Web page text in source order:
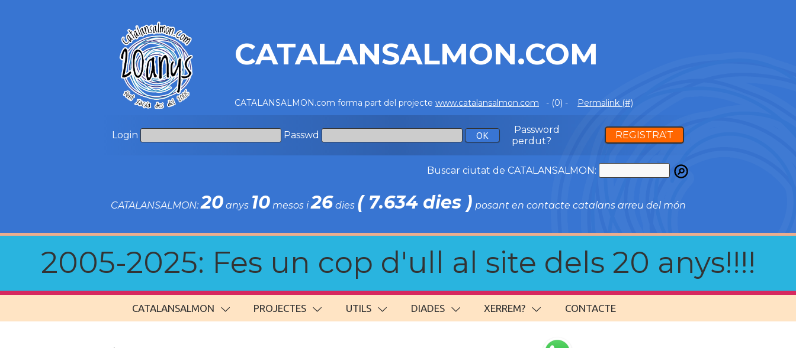
CATALANSALMON.COM
CATALANSALMON.com forma part del projecte www.catalansalmon.com - (0) - Permalink (#)
Login Passwd
Password
perdut?
REGISTRA'T
Buscar ciutat de CATALANSALMON:
CATALANSALMON:20anys 10mesos i26dies ( 7.634 dies ) posant en contacte catalans arreu del món
2005-2025: Fes un cop d'ull al site dels 20 anys!!!!
CATALANSALMON PROJECTES UTILS DIADES XERREM? CONTACTE